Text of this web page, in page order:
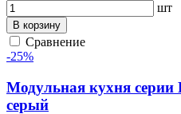
шт
В корзину
Сравнение
-25%
Модульная кухня
серый